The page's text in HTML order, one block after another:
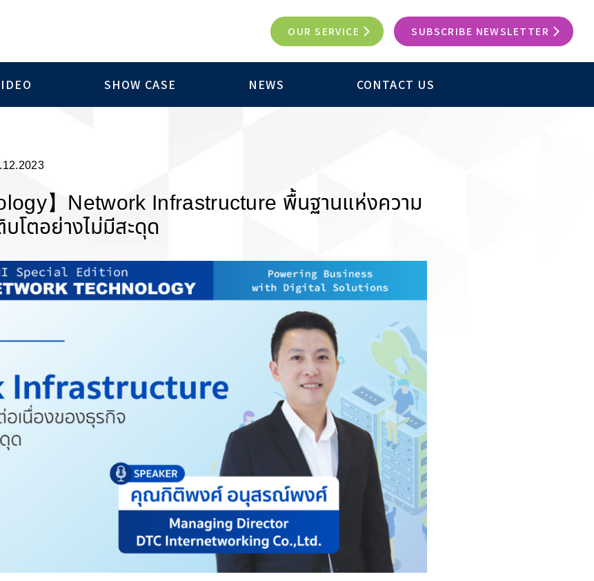
OUR SERVICE SUBSCRIBE NEWSLETTER
SHOW CASE NEWS CONTACT US
】Network Infrastructure พื้นฐานแห่งความ
โตอย่างไม่มีสะดุด